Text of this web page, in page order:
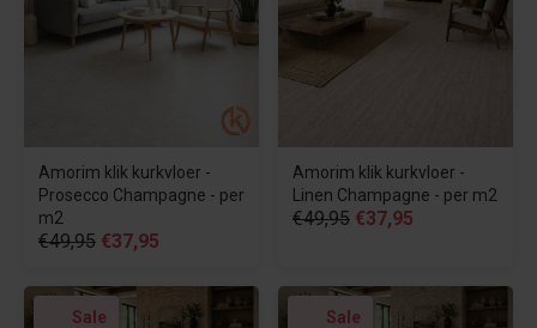
Amorim klik kurkvloer -
Prosecco Champagne - per
m2
€49,95 €37,95
Amorim klik kurkvloer -
Linen Champagne - per m2
€49,95 €37,95
Sale Sale